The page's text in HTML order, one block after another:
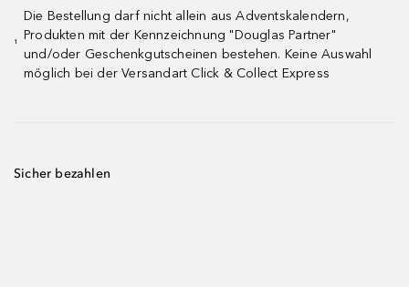
¹
Die Bestellung darf nicht allein aus Adventskalendern,
Produkten mit der Kennzeichnung "Douglas Partner"
und/oder Geschenkgutscheinen bestehen. Keine Auswahl
möglich bei der Versandart Click & Collect Express
Sicher bezahlen